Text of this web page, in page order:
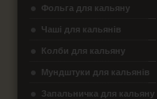
Фольга для кальяну
Чаші для кальянів
Колби для кальяну
Мундштуки для кальянів
Запальничка для кальяну